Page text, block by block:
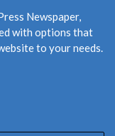
Newspaper,
with options that
to your needs.